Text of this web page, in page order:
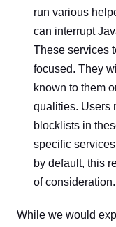
run various
can interrupt
These services
focused. They
known to them
qualities. Users
blocklists in
specific
by default, this
of consideration.
While we would